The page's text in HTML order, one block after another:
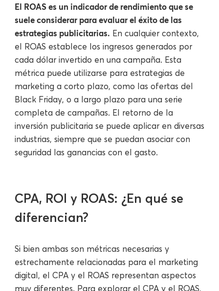
El ROAS es un indicador de rendimiento que se
suele considerar para evaluar el éxito de las
estrategias publicitarias. En cualquier contexto,
el ROAS establece los ingresos generados por
cada dólar invertido en una campaña. Esta
métrica puede utilizarse para estrategias de
marketing a corto plazo, como las ofertas del
Black Friday, o a largo plazo para una serie
completa de campañas. El retorno de la
inversión publicitaria se puede aplicar en diversas
industrias, siempre que se puedan asociar con
seguridad las ganancias con el gasto.
CPA, ROI y ROAS: ¿En qué se
diferencian?
Si bien ambas son métricas necesarias y
estrechamente relacionadas para el marketing
digital, el CPA y el ROAS representan aspectos
muy diferentes. Para explorar el CPA y el ROAS,